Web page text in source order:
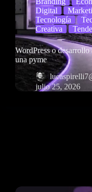
Digital
Tecnología
Creativa
WordPress o
una pyme
julio 25, 2026